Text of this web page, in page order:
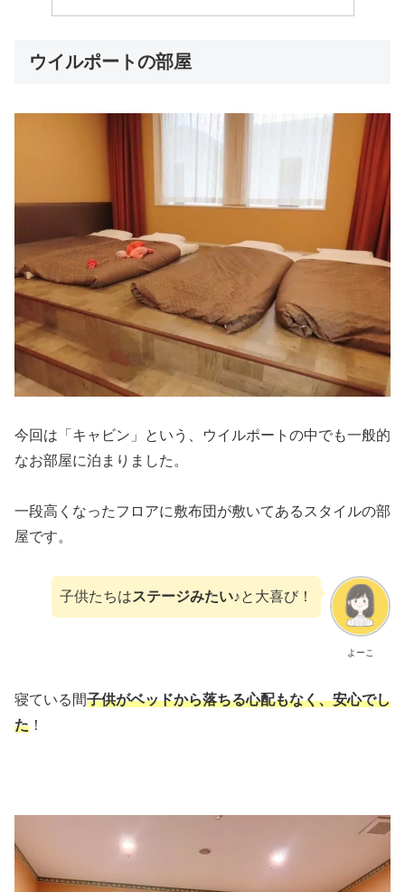
ウイルポートの部屋
今回は「キャビン」という、ウイルポートの中でも一般的
なお部屋に泊まりました。
一段高くなったフロアに敷布団が敷いてあるスタイルの部
屋です。
よーこ
子供たちはステージみたい♪と大喜び！
寝ている間子供がベッドから落ちる心配もなく、安心でし
た ！